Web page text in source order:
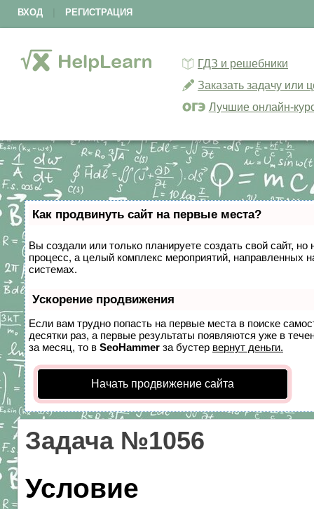
ВХОД РЕГИСТРАЦИЯ
ГДЗ и решебники
Заказать задачу или
Лучшие онлайн-
Как продвинуть сайт на первые места?
Вы создали или только планируете создать свой сайт,
процесс, а целый комплекс мероприятий, направленных
системах.
Ускорение продвижения
Если вам трудно попасть на первые места в поиске
десятки раз, а первые результаты появляются уже в
за месяц, то в SeoHammer за бустер вернут деньги.
Начать продвижение сайта
Задача №1056
Условие